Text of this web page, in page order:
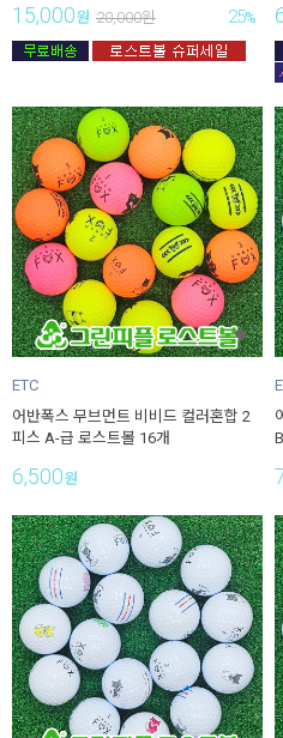
15,000원 20,000원 25%
ETC
어반폭스 무브먼트 비비드 컬러혼합 2
피스 A-급 로스트볼 16개
6,500원